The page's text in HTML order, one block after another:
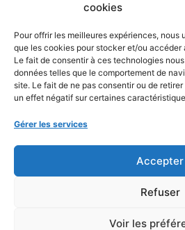
cookies
Pour offrir les meilleures expériences,
que les cookies pour stocker et/ou accéder
Le fait de consentir à ces technologies
données telles que le comportement de
site. Le fait de ne pas consentir ou de
un effet négatif sur certaines
Gérer les services
Accepter
Refuser
Voir les
Contact
Conditions générales
Terre